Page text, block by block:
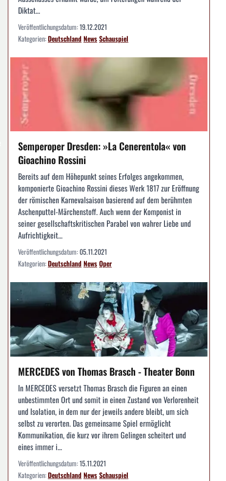
Diktat...
Veröffentlichungsdatum:19.12.2021
Kategorien:DeutschlandNewsSchauspiel
Semperoper Dresden: »La Cenerentola« von
Gioachino Rossini
Bereits auf dem Höhepunkt seines Erfolges angekommen,
komponierte Gioachino Rossini dieses Werk 1817 zur Eröffnung
der römischen Karnevalsaison basierend auf dem berühmten
Aschenputtel-Märchenstoff. Auch wenn der Komponist in
seiner gesellschaftskritischen Parabel von wahrer Liebe und
Aufrichtigkeit...
Veröffentlichungsdatum:05.11.2021
Kategorien:DeutschlandNewsOper
MERCEDES von Thomas Brasch - Theater Bonn
In MERCEDES versetzt Thomas Brasch die Figuren an einen
unbestimmten Ort und somit in einen Zustand von Verlorenheit
und Isolation, in dem nur der jeweils andere bleibt, um sich
selbst zu verorten. Das gemeinsame Spiel ermöglicht
Kommunikation, die kurz vor ihrem Gelingen scheitert und
eines immer i...
Veröffentlichungsdatum:15.11.2021
Kategorien:DeutschlandNewsSchauspiel